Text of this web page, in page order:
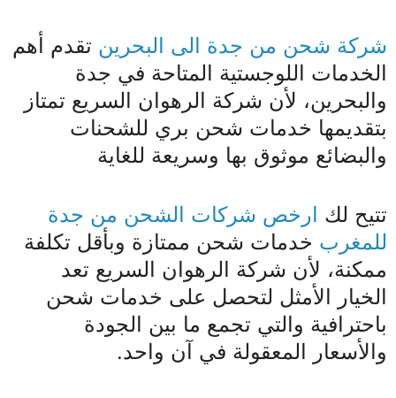
شركة شحن من جدة الى البحرين تقدم أهم
الخدمات اللوجستية المتاحة في جدة
والبحرين، لأن شركة الرهوان السريع تمتاز
بتقديمها خدمات شحن بري للشحنات
والبضائع موثوق بها وسريعة للغاية
تتيح لك ارخص شركات الشحن من جدة
للمغرب خدمات شحن ممتازة وبأقل تكلفة
ممكنة، لأن شركة الرهوان السريع تعد
الخيار الأمثل لتحصل على خدمات شحن
باحترافية والتي تجمع ما بين الجودة
والأسعار المعقولة في آن واحد.